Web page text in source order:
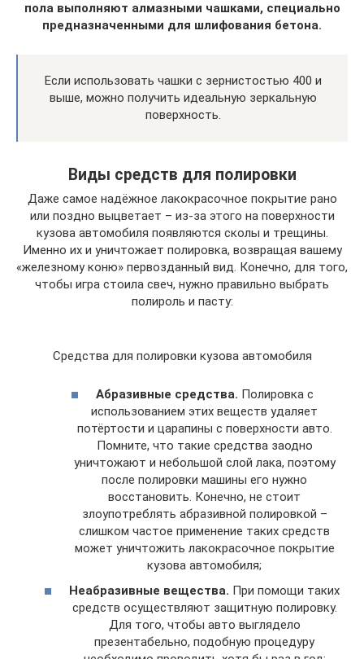
пола выполняют алмазными чашками, специально
предназначенными для шлифования бетона.
Если использовать чашки с зернистостью 400 и
выше, можно получить идеальную зеркальную
поверхность.
Виды средств для полировки
Даже самое надёжное лакокрасочное покрытие рано
или поздно выцветает – из-за этого на поверхности
кузова автомобиля появляются сколы и трещины.
Именно их и уничтожает полировка, возвращая вашему
«железному коню» первозданный вид. Конечно, для того,
чтобы игра стоила свеч, нужно правильно выбрать
полироль и пасту:
Средства для полировки кузова автомобиля
Абразивные средства. Полировка с
использованием этих веществ удаляет
потёртости и царапины с поверхности авто.
Помните, что такие средства заодно
уничтожают и небольшой слой лака, поэтому
после полировки машины его нужно
восстановить. Конечно, не стоит
злоупотреблять абразивной полировкой –
слишком частое применение таких средств
может уничтожить лакокрасочное покрытие
кузова автомобиля;
Неабразивные вещества. При помощи таких
средств осуществляют защитную полировку.
Для того, чтобы авто выглядело
презентабельно, подобную процедуру